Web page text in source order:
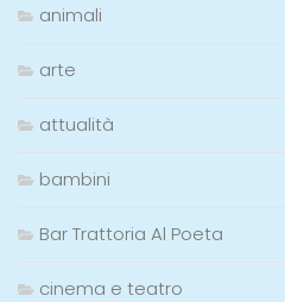
animali
arte
attualità
bambini
Bar Trattoria Al Poeta
cinema e teatro